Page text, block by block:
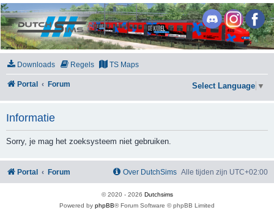
DutchSims
Downloads Regels TS Maps
Portal Forum Select Language ▼
Informatie
Sorry, je mag het zoeksysteem niet gebruiken.
Portal Forum Alle tijden zijn UTC+02:00
Over DutchSims
© 2020 - 2026 Dutchsims
Powered by phpBB® Forum Software © phpBB Limited